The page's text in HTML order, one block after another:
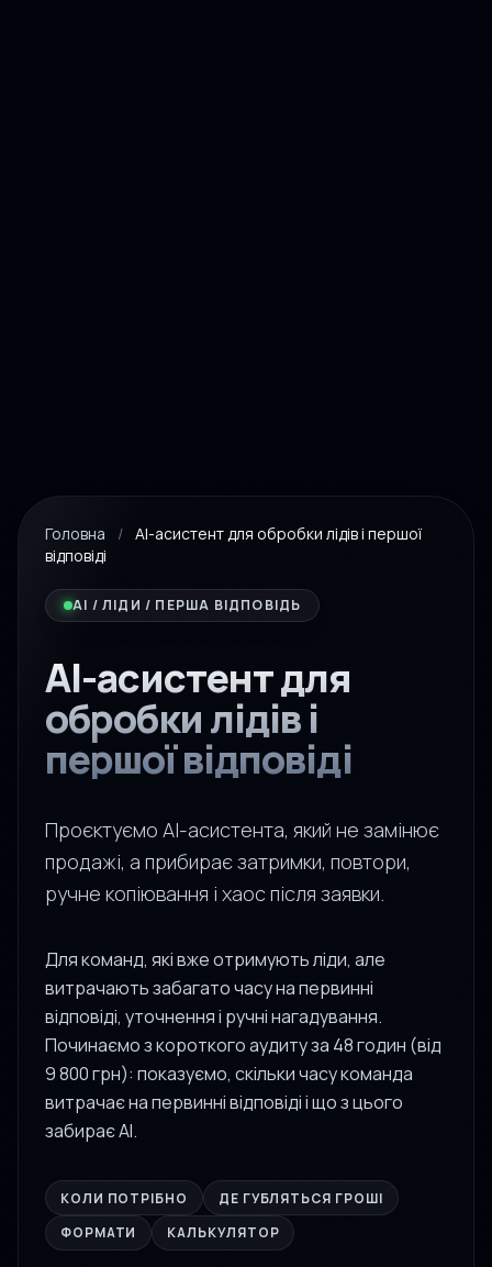
AI-асистент для обробки лідів і першої
відповіді
AI / ЛІДИ / ПЕРША ВІДПОВІДЬ
AI-асистент для
обробки лідів і
першої відповіді
Проєктуємо AI-асистента, який не замінює
продажі, а прибирає затримки, повтори,
ручне копіювання і хаос після заявки.
Для команд, які вже отримують ліди, але
витрачають забагато часу на первинні
відповіді, уточнення і ручні нагадування.
Починаємо з короткого аудиту за 48 годин (від
9 800 грн): показуємо, скільки часу команда
витрачає на первинні відповіді і що з цього
забирає AI.